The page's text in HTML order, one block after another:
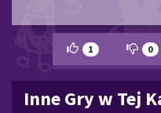
1 0
Inne Gry w Tej